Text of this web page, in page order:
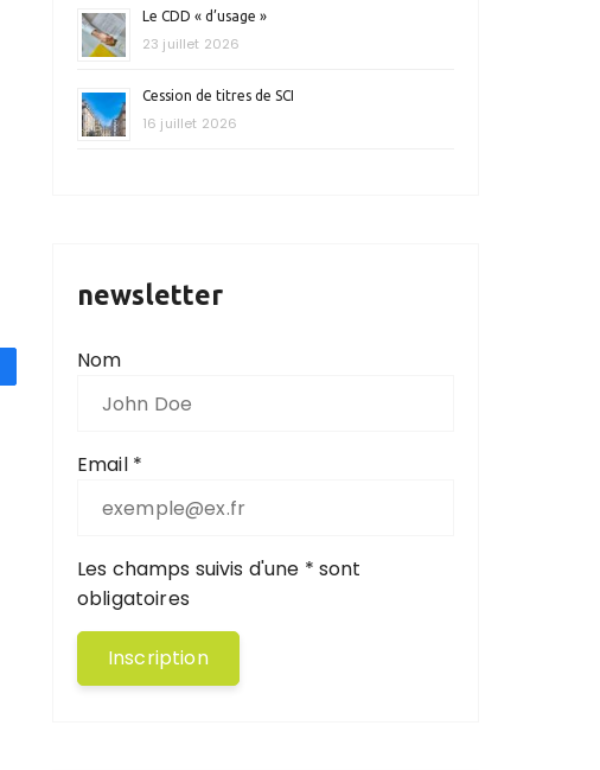
Le CDD « d’usage »
23 juillet 2026
Cession de titres de SCI
16 juillet 2026
newsletter
Nom
Email *
Les champs suivis d'une * sont
obligatoires